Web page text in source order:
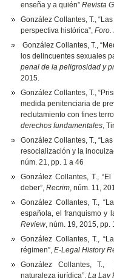
enseña y a quién”Revista
González Collantes, T.,
perspectiva histórica”,Foro.
González Collantes, T.,
los delincuentes sexuales
penal de la peligrosidad y
2015.
González Collantes, T.,
medida penitenciaria de
reclutamiento con fines
derechos fundamentales,
González Collantes, T.,
resocialización y la
núm. 21, pp. 1 a 46
González Collantes, T.,
deber”,Recrim, núm. 11,
González Collantes, T.,
española, el franquismo y
Review, núm. 19, 2015, pp.
González Collantes, T.,
régimen”,E-Legal History
González Collantes, T.,
naturaleza jurídica”,La Lay